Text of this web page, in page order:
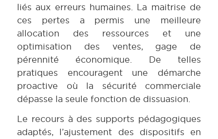
liés aux erreurs humaines. La maitrise de
ces pertes a permis une meilleure
allocation des ressources et une
optimisation des ventes, gage de
pérennité économique. De telles
pratiques encouragent une démarche
proactive où la sécurité commerciale
dépasse la seule fonction de dissuasion.
Le recours à des supports pédagogiques
adaptés, l’ajustement des dispositifs en